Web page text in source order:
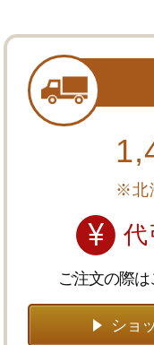
※北
代
ご注文の際は
ショ